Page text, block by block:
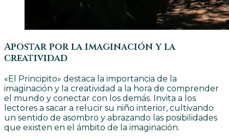
Apostar por la imaginación y la
creatividad
«El Principito» destaca la importancia de la
imaginación y la creatividad a la hora de comprender
el mundo y conectar con los demás. Invita a los
lectores a sacar a relucir su niño interior, cultivando
un sentido de asombro y abrazando las posibilidades
que existen en el ámbito de la imaginación.